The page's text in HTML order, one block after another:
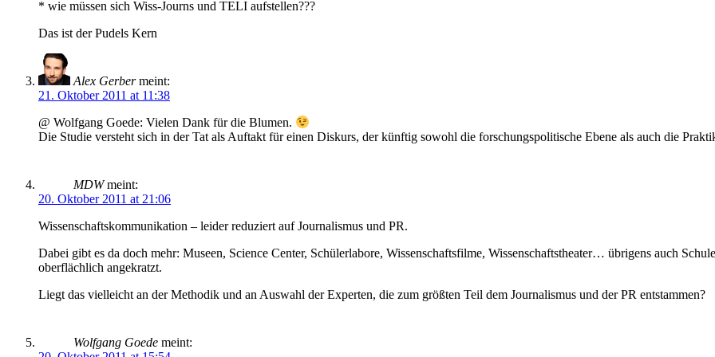
* wie müssen sich Wiss-Journs und TELI aufstellen???
Das ist der Pudels Kern
Alex Gerber meint:
21. Oktober 2011 at 11:38
@ Wolfgang Goede: Vielen Dank für die Blumen.
Die Studie versteht sich in der Tat als Auftakt für einen Diskurs, der künftig sowohl die forschungspolitische Ebene als auch die
MDW meint:
20. Oktober 2011 at 21:06
Wissenschaftskommunikation – leider reduziert auf Journalismus und PR.
Dabei gibt es da doch mehr: Museen, Science Center, Schülerlabore, Wissenschaftsfilme, Wissenschaftstheater… übrigens auch
oberflächlich angekratzt.
Liegt das vielleicht an der Methodik und an Auswahl der Experten, die zum größten Teil dem Journalismus und der PR entstammen?
Wolfgang Goede meint: